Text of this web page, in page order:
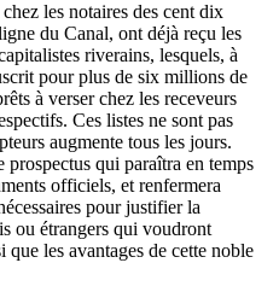
les notaires des cent dix
du Canal, ont déjà reçu les
riverains, lesquels, à
pour plus de six millions de
à verser chez les receveurs
Ces listes ne sont pas
augmente tous les jours.
qui paraîtra en temps
officiels, et renfermera
pour justifier la
ou étrangers qui voudront
les avantages de cette noble